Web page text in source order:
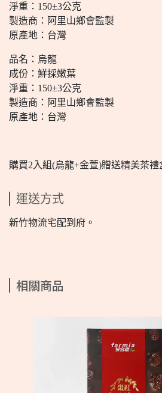
淨重：150±3公克
製造商：阿里山鄉會監製
原產地：台灣
品名：烏龍
成份：鮮採嫩葉
淨重：150±3公克
製造商：阿里山鄉會監製
原產地：台灣
購買2入組(烏龍+金萱)贈送精美茶禮
運送方式
新竹物流宅配到府。
相關商品